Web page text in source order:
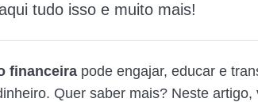
tudo isso e muito mais!
financeira pode engajar, educar e
Quer saber mais? Neste artigo,